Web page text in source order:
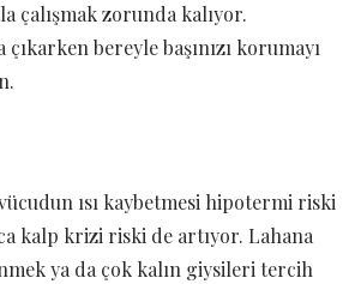
çalışmak zorunda kalıyor.
çıkarken bereyle başınızı korumayı
ısı kaybetmesi hipotermi riski
kalp krizi riski de artıyor. Lahana
ya da çok kalın giysileri tercih